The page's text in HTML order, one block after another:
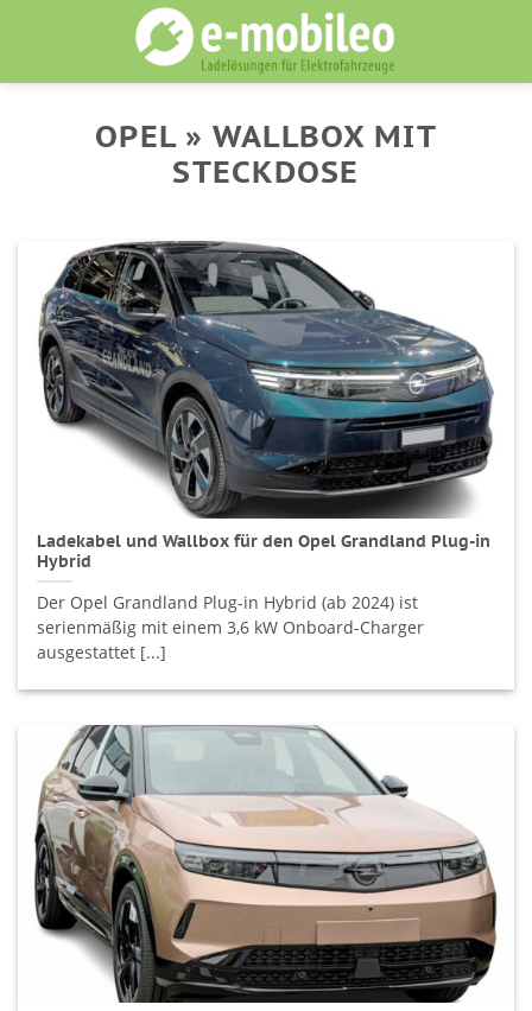
OPEL » WALLBOX MIT
STECKDOSE
Ladekabel und Wallbox für den Opel Grandland Plug-in
Hybrid
Der Opel Grandland Plug-in Hybrid (ab 2024) ist
serienmäßig mit einem 3,6 kW Onboard-Charger
ausgestattet [...]